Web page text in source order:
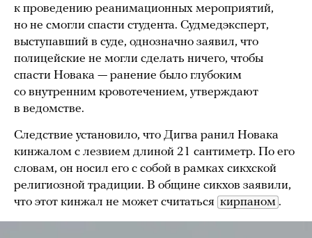
к проведению реанимационных мероприятий,
но не смогли спасти студента. Судмедэксперт,
выступавший в суде, однозначно заявил, что
полицейские не могли сделать ничего, чтобы
спасти Новака — ранение было глубоким
со внутренним кровотечением, утверждают
в ведомстве.
Следствие установило, что Дигва ранил Новака
кинжалом с лезвием длиной 21 сантиметр. По его
словам, он носил его с собой в рамках сикхской
религиозной традиции. В общине сикхов заявили,
что этот кинжал не может считаться кирпаном .